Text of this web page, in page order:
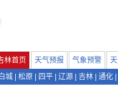
林首页 天气预报 气象预警
白城 松原 四平 辽源 吉林 通化